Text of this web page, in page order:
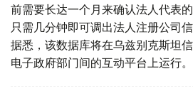
前需要长达一个月来确认法人代表
只需几分钟即可调出法人注册公司
据悉，该数据库将在乌兹别克斯坦
电子政府部门间的互动平台上运行。